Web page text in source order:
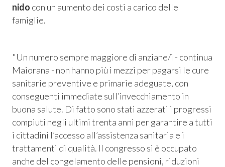
nido con un aumento dei costi a carico delle
famiglie.
"Un numero sempre maggiore di anziane/i - continua
Maiorana - non hanno più i mezzi per pagarsi le cure
sanitarie preventive e primarie adeguate, con
conseguenti immediate sull’invecchiamento in
buona salute. Di fatto sono stati azzerati i progressi
compiuti negli ultimi trenta anni per garantire a tutti
i cittadini l’accesso all’assistenza sanitaria e i
trattamenti di qualità. Il congresso si è occupato
anche del congelamento delle pensioni, riduzioni